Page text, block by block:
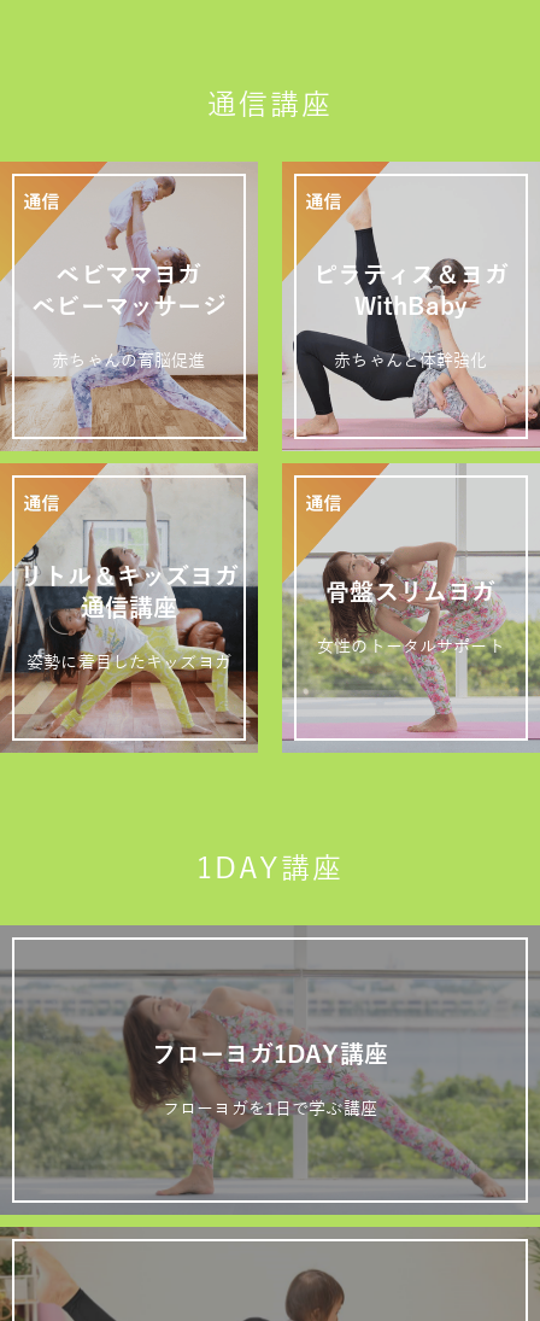
通信講座
ベビママヨガ
ベビーマッサージ
赤ちゃんの育脳促進
ピラティス＆ヨガ
WithBaby
赤ちゃんと体幹強化
リトル＆キッズヨガ
通信講座
姿勢に着目したキッズヨガ
骨盤スリムヨガ
女性のトータルサポート
1DAY講座
フローヨガ1DAY講座
フローヨガを1日で学ぶ講座